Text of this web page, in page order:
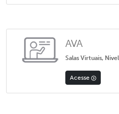
AVA
Salas Virtuais,
Acesse